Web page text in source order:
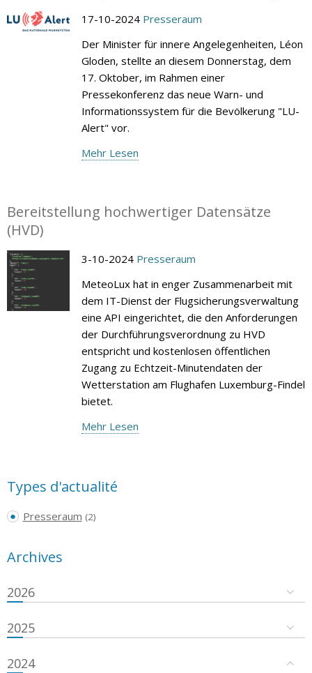
17-10-2024 Presseraum
Der Minister für innere Angelegenheiten, Léon
Gloden, stellte an diesem Donnerstag, dem
17. Oktober, im Rahmen einer
Pressekonferenz das neue Warn- und
Informationssystem für die Bevölkerung "LU-
Alert" vor.
Mehr Lesen
Bereitstellung hochwertiger Datensätze
(HVD)
3-10-2024 Presseraum
MeteoLux hat in enger Zusammenarbeit mit
dem IT-Dienst der Flugsicherungsverwaltung
eine API eingerichtet, die den Anforderungen
der Durchführungsverordnung zu HVD
entspricht und kostenlosen öffentlichen
Zugang zu Echtzeit-Minutendaten der
Wetterstation am Flughafen Luxemburg-Findel
bietet.
Mehr Lesen
Types d'actualité
Presseraum (2)
Archives
2026
2025
2024